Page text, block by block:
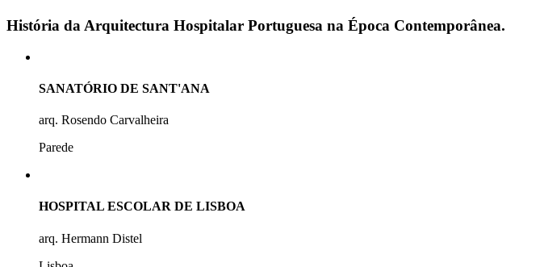
História da Arquitectura Hospitalar Portuguesa na Época Contemporânea.
SANATÓRIO DE SANT'ANA
arq. Rosendo Carvalheira
Parede
HOSPITAL ESCOLAR DE LISBOA
arq. Hermann Distel